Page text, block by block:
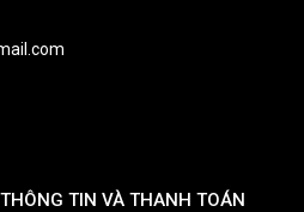
TIN VÀ THANH TOÁN